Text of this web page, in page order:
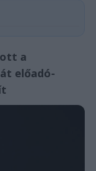
a
előadó-